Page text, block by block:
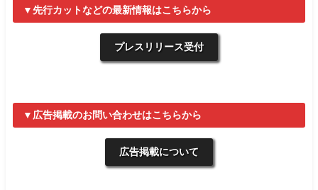
▼先行カットなどの最新情報はこちらから
プレスリリース受付
▼広告掲載のお問い合わせはこちらから
広告掲載について